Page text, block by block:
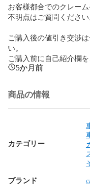
お客様都合でのクレー
不明点はご質問ください
ご購入後の値引き交渉
い。
ご購入前に自己紹介欄を
5か月前
商品の情報
カテゴリー
ブランド